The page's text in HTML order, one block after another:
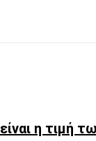
η τιμή